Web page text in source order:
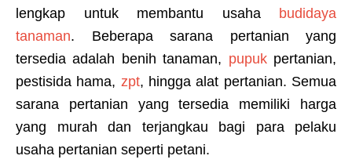
lengkap untuk membantu usaha budidaya
tanaman. Beberapa sarana pertanian yang
tersedia adalah benih tanaman, pupukpertanian,
pestisida hama, zpt, hingga alat pertanian. Semua
sarana pertanian yang tersedia memiliki harga
yang murah dan terjangkau bagi para pelaku
usaha pertanian seperti petani.